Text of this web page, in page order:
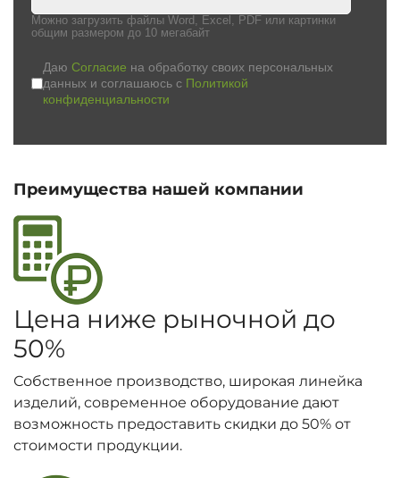
Можно загрузить файлы Word, Excel, PDF или картинки
общим размером до 10 мегабайт
Даю Согласие на обработку своих персональных
данных и соглашаюсь с Политикой
конфиденциальности
Преимущества нашей компании
Цена ниже рыночной до
50%
Собственное производство, широкая линейка
изделий, современное оборудование дают
возможность предоставить скидки до 50% от
стоимости продукции.